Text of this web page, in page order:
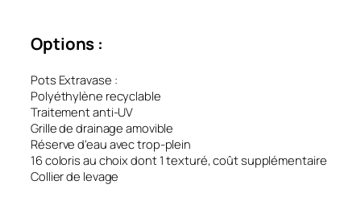
Options :
Pots Extravase :
Polyéthylène recyclable
Traitement anti-UV
Grille de drainage amovible
Réserve d’eau avec trop-plein
16 coloris au choix dont 1 texturé, coût supplémentaire
Collier de levage